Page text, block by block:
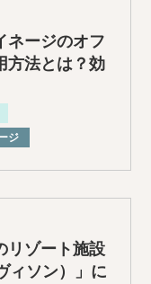
ネージのオフ
方法とは？効
ジ
リゾート施設
ィソン）」に